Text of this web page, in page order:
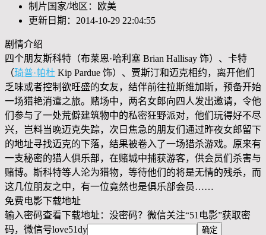
制片国家/地区：欧美
更新日期：2014-10-29 22:04:55
剧情介绍
四个朋友斯科特（布莱恩·哈利塞 Brian Hallisay 饰）、卡特
（琦普·帕杜 Kip Pardue 饰）、贾斯汀和迈克相约，离开他们
乏味或者控制欲旺盛的女友，结伴前往拉斯维加斯，预备开始
一场猎艳消遣之旅。赌场中，两名女郎向四人发出邀请，令他
们参与了一处荒僻建筑物中的私密狂野派对，他们玩得好不尽
兴，岂料当晚迈克失踪，次日焦急的朋友们通过昨夜女郎留下
的地址寻找迈克的下落，结果被卷入了一场猎杀游戏。原来有
一支秘密的猎人俱乐部，在赌城中捕获游客，供会员们杀害与
赌博。斯科特等人沦为猎物，等待他们的将是无情的残杀，而
这几位朋友之中，有一位竟然也是俱乐部会员……
免费电影下载地址
输入密码查看下载地址：没密码？微信关注“51电影”获取密
码，微信号love51dy